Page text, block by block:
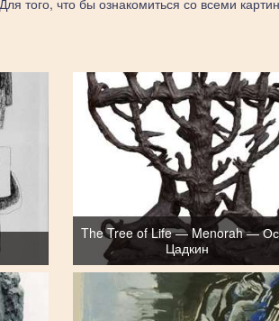
того, что бы ознакомиться со всеми
The Tree of Life — Menorah —
Цадкин